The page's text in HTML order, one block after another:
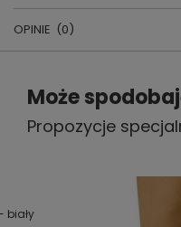
OPINIE (0)
Napisz
Treść twojej opinii
Może
Propozycje
biały